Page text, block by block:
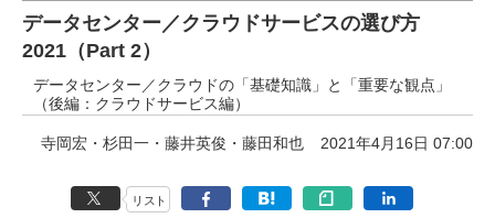
データセンター／クラウドサービスの選び方
2021（Part 2）
データセンター／クラウドの「基礎知識」と「重要な観点」
（後編：クラウドサービス編）
寺岡宏・杉田一・藤井英俊・藤田和也 2021年4月16日 07:00
リスト